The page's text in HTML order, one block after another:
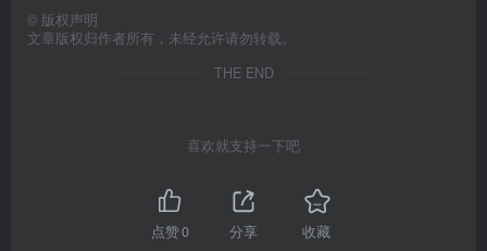
© 版权声明
文章版权归作者所有，未经允许请勿转载。
THE END
喜欢就支持一下吧
点赞0 分享 收藏